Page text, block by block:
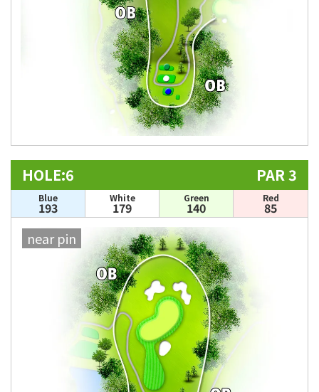
HOLE:6 PAR 3
Blue
193
White
179
Green
140
Red
85
near pin